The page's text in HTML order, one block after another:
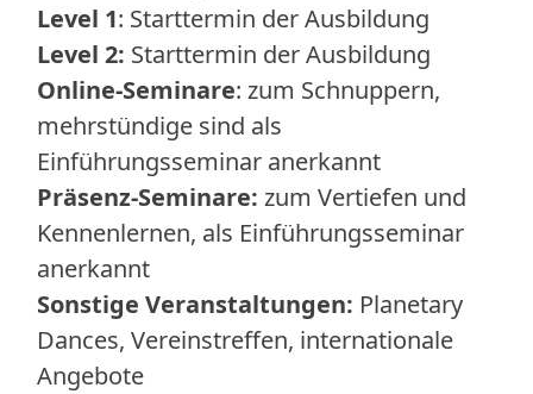
Level 1: Starttermin der Ausbildung
Level 2: Starttermin der Ausbildung
Online-Seminare: zum Schnuppern,
mehrstündige sind als
Einführungsseminar anerkannt
Präsenz-Seminare:zum Vertiefen und
Kennenlernen, als Einführungsseminar
anerkannt
Sonstige Veranstaltungen: Planetary
Dances, Vereinstreffen, internationale
Angebote